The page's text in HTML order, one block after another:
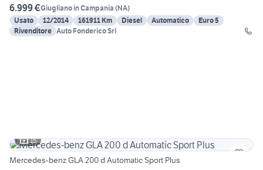
6.999 €Giugliano in Campania (NA)
Usato
12/2014 161911 Km Diesel Automatico
Euro 5
Rivenditore Auto Fonderico Srl
15
Mercedes-benz GLA 200 d Automatic Sport Plus